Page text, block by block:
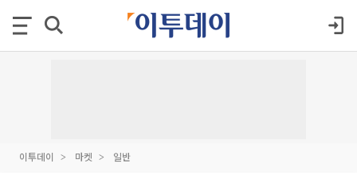
이투데이 마켓 일반